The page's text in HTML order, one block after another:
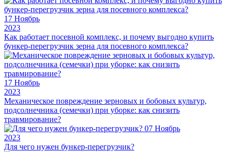
17 Ноябрь
2023
Как работает посевной комплекс, и почему выгодно купить
бункер-перегрузчик зерна для посевного комплекса?
17 Ноябрь
2023
Механическое повреждение зерновых и бобовых культур,
подсолнечника (семечки) при уборке: как снизить
травмирование?
07 Ноябрь
2023
Для чего нужен бункер-перегрузчик?